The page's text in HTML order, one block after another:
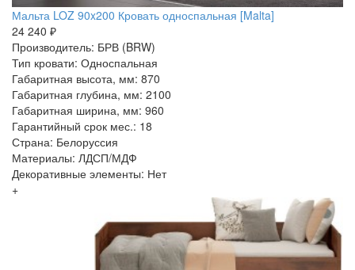
Мальта LOZ 90x200 Кровать односпальная [Malta]
24 240 ₽
Производитель: БРВ (BRW)
Тип кровати: Односпальная
Габаритная высота, мм: 870
Габаритная глубина, мм: 2100
Габаритная ширина, мм: 960
Гарантийный срок мес.: 18
Страна: Белоруссия
Материалы: ЛДСП/МДФ
Декоративные элементы: Нет
+